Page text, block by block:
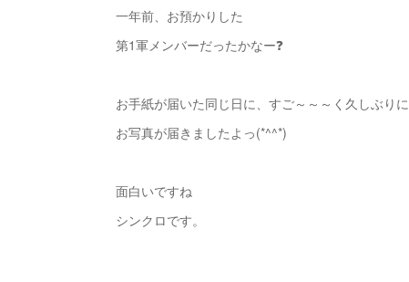
一年前、お預かりした
第1軍メンバーだったかなー❓
お手紙が届いた同じ日に、すご～～～く久しぶりに
お写真が届きましたよっ(*^^*)
面白いですね
シンクロです。